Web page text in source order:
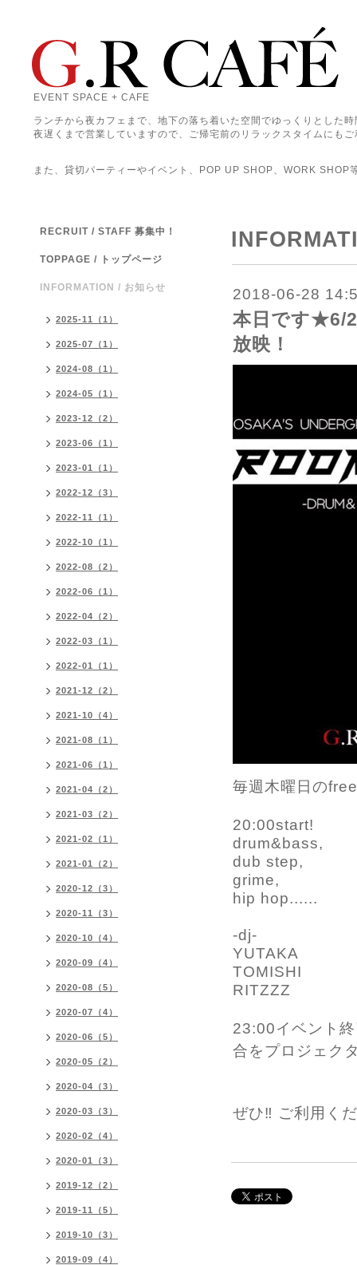
EVENT SPACE + CAFE
ランチから夜カフェまで、地下の落ち着いた空間でゆっくりとした
夜遅くまで営業していますので、ご帰宅前のリラックスタイムにも
また、貸切パーティーやイベント、POP UP SHOP、WORK SHOP
2018-06-28
本日です★6/
放映！
毎週木曜日の
20:00start!
drum&bass,
dub step,
grime,
hip hop......
-dj-
YUTAKA
TOMISHI
RITZZZ
23:00イベント
合をプロジェク
ぜひ‼︎ ご利用く
RECRUIT / STAFF 募集中！
TOPPAGE / トップページ
INFORMATION / お知らせ
2025-11（1）
2025-07（1）
2024-08（1）
2024-05（1）
2023-12（2）
2023-06（1）
2023-01（1）
2022-12（3）
2022-11（1）
2022-10（1）
2022-08（2）
2022-06（1）
2022-04（2）
2022-03（1）
2022-01（1）
2021-12（2）
2021-10（4）
2021-08（1）
2021-06（1）
2021-04（2）
2021-03（2）
2021-02（1）
2021-01（2）
2020-12（3）
2020-11（3）
2020-10（4）
2020-09（4）
2020-08（5）
2020-07（4）
2020-06（5）
2020-05（2）
2020-04（3）
2020-03（3）
2020-02（4）
2020-01（3）
2019-12（2）
2019-11（5）
2019-10（3）
2019-09（4）